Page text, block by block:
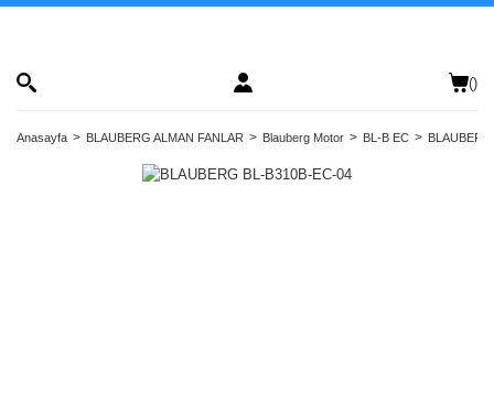
()
Anasayfa BLAUBERG ALMAN FANLAR Blauberg Motor BL-B EC